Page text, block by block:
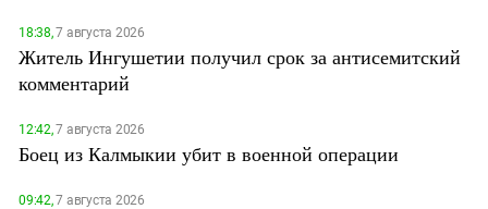
18:38,7 августа 2026
Житель Ингушетии получил срок за антисемитский
комментарий
12:42,7 августа 2026
Боец из Калмыкии убит в военной операции
09:42,7 августа 2026